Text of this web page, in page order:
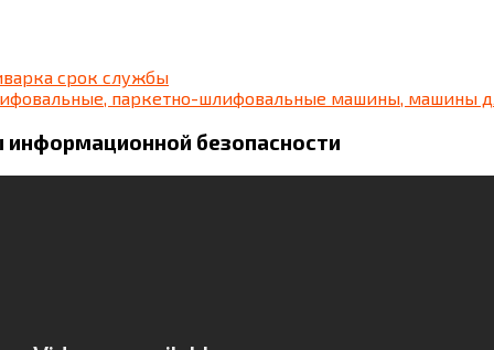
срок службы
паркетно-шлифовальные машины, машины
информационной безопасности